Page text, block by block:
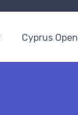
Cyprus Open